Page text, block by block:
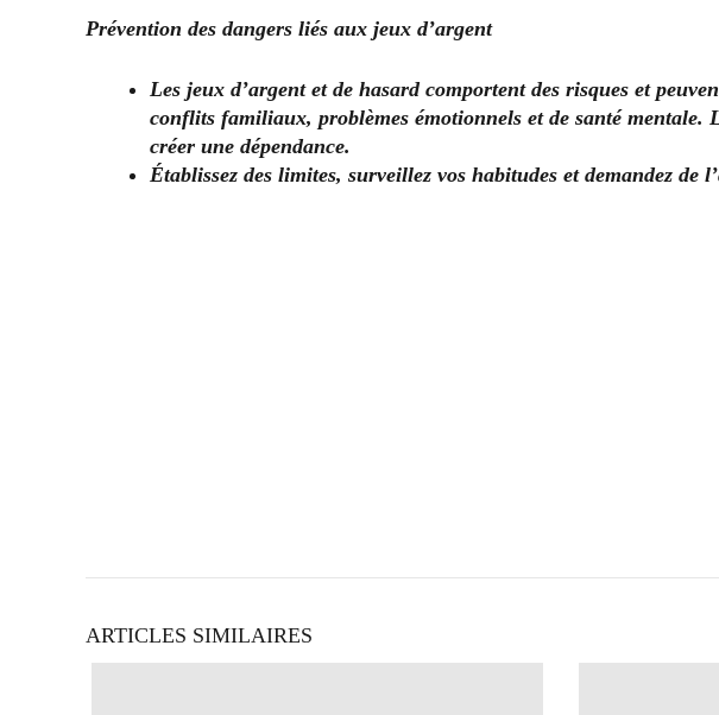
Prévention des dangers liés aux jeux d’argent
Les jeux d’argent et de hasard comportent des risques et
conflits familiaux, problèmes émotionnels et de santé mentale.
créer une dépendance.
Établissez des limites, surveillez vos habitudes et demandez de
ARTICLES SIMILAIRES